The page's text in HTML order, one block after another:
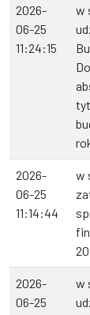
2026-
06-25
11:24:15
w
2026-
06-25
11:14:44
w
2026-
06-25
w